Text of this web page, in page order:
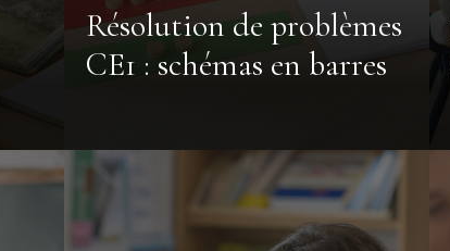
Résolution de problèmes
CE1 : schémas en barres